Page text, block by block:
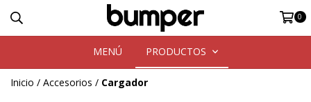
0
MENÚ PRODUCTOS
Inicio / Accesorios / Cargador